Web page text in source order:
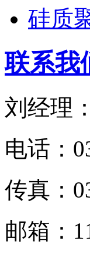
硅质
联系我
刘经理
电话：
传真：
邮箱：